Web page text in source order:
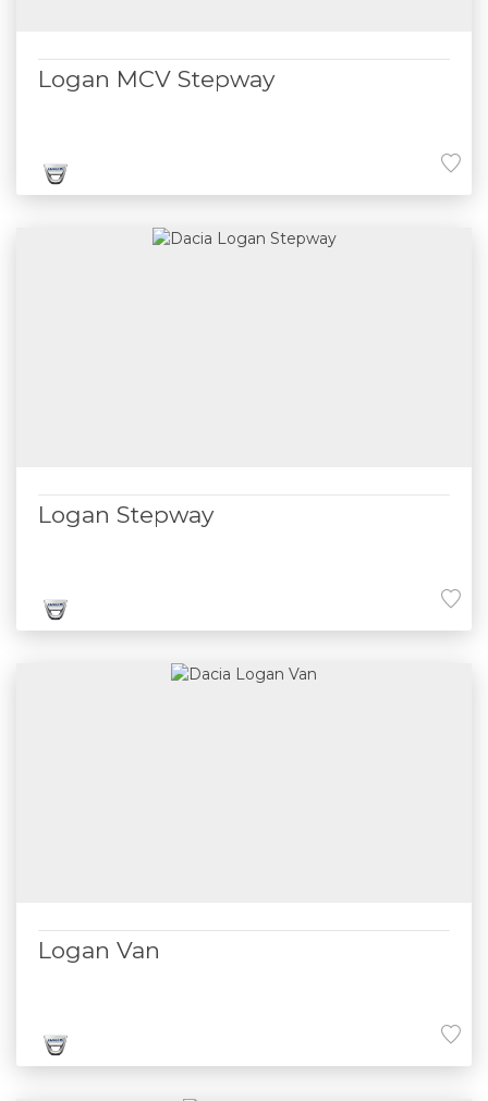
Logan MCV Stepway
Logan Stepway
Logan Van